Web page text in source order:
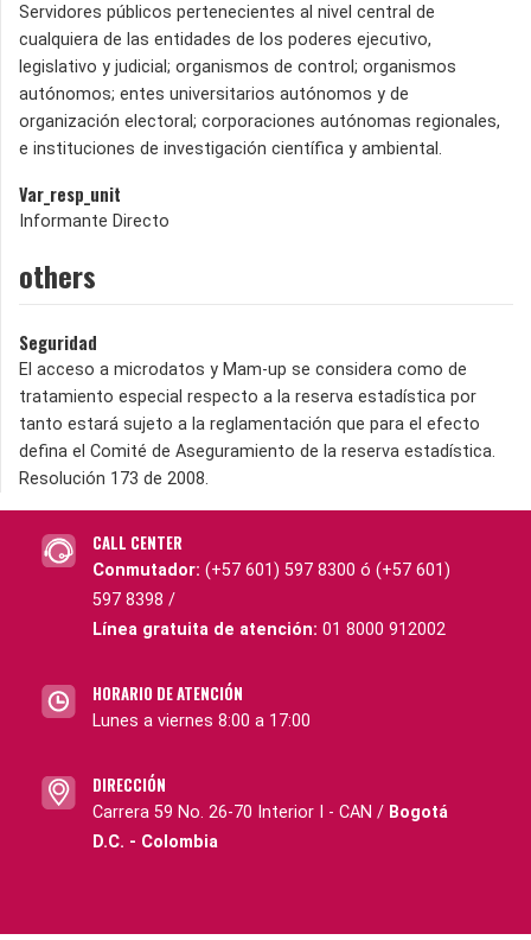
Servidores públicos pertenecientes al nivel central de
cualquiera de las entidades de los poderes ejecutivo,
legislativo y judicial; organismos de control; organismos
autónomos; entes universitarios autónomos y de
organización electoral; corporaciones autónomas regionales,
e instituciones de investigación científica y ambiental.
Var_resp_unit
Informante Directo
others
Seguridad
El acceso a microdatos y Mam-up se considera como de
tratamiento especial respecto a la reserva estadística por
tanto estará sujeto a la reglamentación que para el efecto
defina el Comité de Aseguramiento de la reserva estadística.
Resolución 173 de 2008.
CALL CENTER
Conmutador: (+57 601) 597 8300 ó (+57 601)
597 8398 /
Línea gratuita de atención: 01 8000 912002
HORARIO DE ATENCIÓN
Lunes a viernes 8:00 a 17:00
DIRECCIÓN
Carrera 59 No. 26-70 Interior I - CAN / Bogotá
D.C. - Colombia